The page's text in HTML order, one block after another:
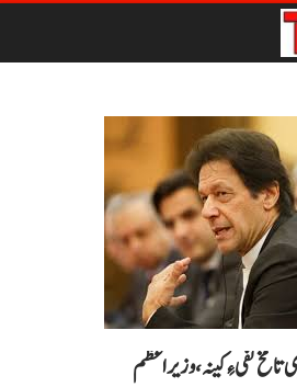
مخ تفی ءِ کینہ، وزیراعظم